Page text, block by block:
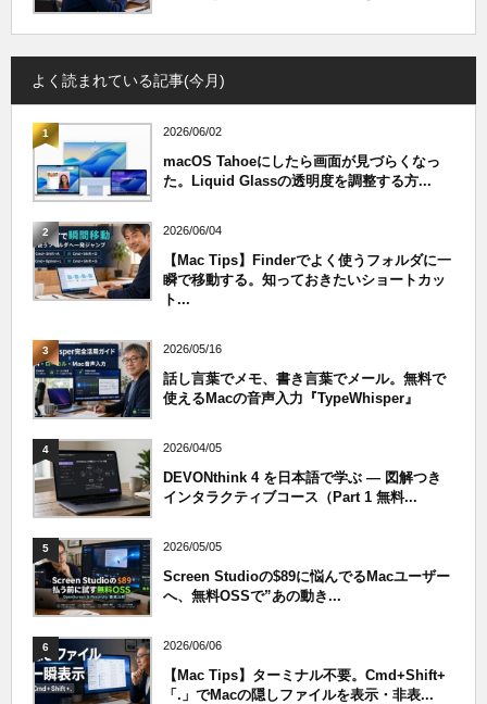
よく読まれている記事(今月)
1 2026/06/02
macOS Tahoeにしたら画面が見づらくなっ
た。Liquid Glassの透明度を調整する方...
2 2026/06/04
【Mac Tips】Finderでよく使うフォルダに一
瞬で移動する。知っておきたいショートカッ
ト...
3 2026/05/16
話し言葉でメモ、書き言葉でメール。無料で
使えるMacの音声入力『TypeWhisper』
4 2026/04/05
DEVONthink 4 を日本語で学ぶ — 図解つき
インタラクティブコース（Part 1 無料...
5 2026/05/05
Screen Studioの$89に悩んでるMacユーザー
へ、無料OSSで”あの動き...
6 2026/06/06
【Mac Tips】ターミナル不要。Cmd+Shift+
「.」でMacの隠しファイルを表示・非表...